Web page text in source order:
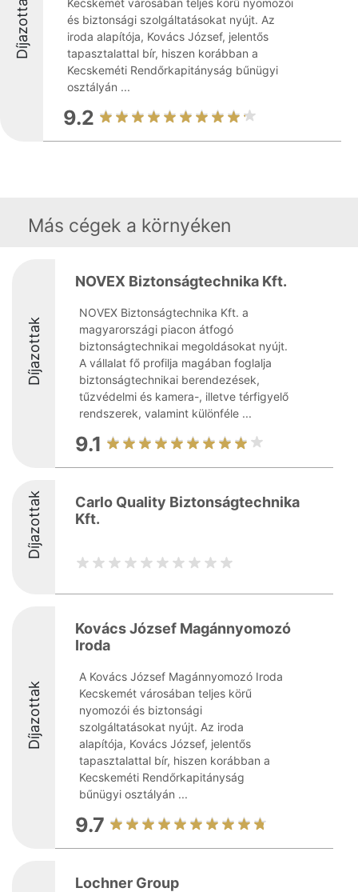
Díjazottak
Kecskemét városában teljes körű nyomozói
és biztonsági szolgáltatásokat nyújt. Az
iroda alapítója, Kovács József, jelentős
tapasztalattal bír, hiszen korábban a
Kecskeméti Rendőrkapitányság bűnügyi
osztályán ...
9.2
Más cégek a környéken
Díjazottak
NOVEX Biztonságtechnika Kft.
NOVEX Biztonságtechnika Kft. a
magyarországi piacon átfogó
biztonságtechnikai megoldásokat nyújt.
A vállalat fő profilja magában foglalja
biztonságtechnikai berendezések,
tűzvédelmi és kamera-, illetve térfigyelő
rendszerek, valamint különféle ...
9.1
Díjazottak
Carlo Quality Biztonságtechnika
Kft.
Díjazottak
Kovács József Magánnyomozó
Iroda
A Kovács József Magánnyomozó Iroda
Kecskemét városában teljes körű
nyomozói és biztonsági
szolgáltatásokat nyújt. Az iroda
alapítója, Kovács József, jelentős
tapasztalattal bír, hiszen korábban a
Kecskeméti Rendőrkapitányság
bűnügyi osztályán ...
9.7
Lochner Group